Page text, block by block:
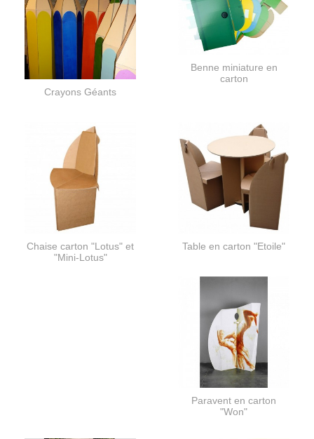
Crayons Géants
Benne miniature en
carton
Chaise carton "Lotus" et
"Mini-Lotus"
Table en carton "Etoile"
Paravent en carton
"Won"